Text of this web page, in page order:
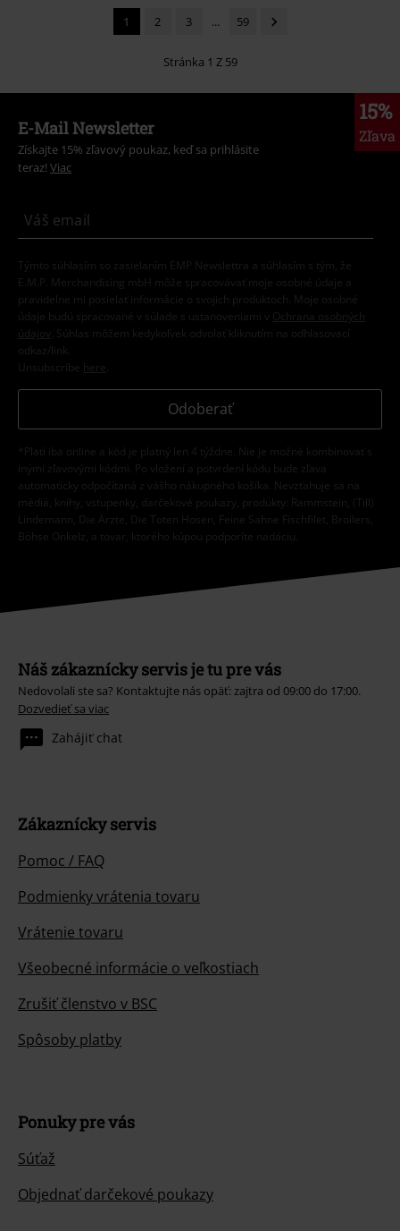
1 2 3 ... 59
Stránka 1 Z 59
15%
Zľava
E-Mail Newsletter
Získajte 15% zľavový poukaz, keď sa prihlásite
teraz! Viac
Týmto súhlasím so zasielaním EMP Newslettra a súhlasím s tým, že
E.M.P. Merchandising mbH môže spracovávať moje osobné údaje a
pravidelne mi posielať informácie o svojich produktoch. Moje osobné
údaje budú spracované v súlade s ustanoveniami v
Ochrana osobných
údajov
. Súhlas môžem kedykoľvek odvolať kliknutím na odhlasovací
odkaz/link.
Unsubscribe here
Odoberať
*Platí iba online a kód je platný len 4 týždne. Nie je možné kombinovať s
inými zľavovými kódmi. Po vložení a potvrdení kódu bude zľava
automaticky odpočítaná z vášho nákupného košíka. Nevzťahuje sa na
médiá, knihy, vstupenky, darčekové poukazy, produkty: Rammstein, (Till)
Lindemann, Die Ärzte, Die Toten Hosen, Feine Sahne Fischfilet, Broilers,
Böhse Onkelz, a tovar, ktorého kúpou podporíte nadáciu.
Náš zákaznícky servis je tu pre vás
Nedovolali ste sa? Kontaktujte nás opäť: zajtra od 09:00 do 17:00.
Dozvedieť sa viac
Zahájiť chat
Zákaznícky servis
Pomoc / FAQ
Podmienky vrátenia tovaru
Vrátenie tovaru
Všeobecné informácie o veľkostiach
Zrušiť členstvo v BSC
Spôsoby platby
Ponuky pre vás
Súťaž
Objednať darčekové poukazy